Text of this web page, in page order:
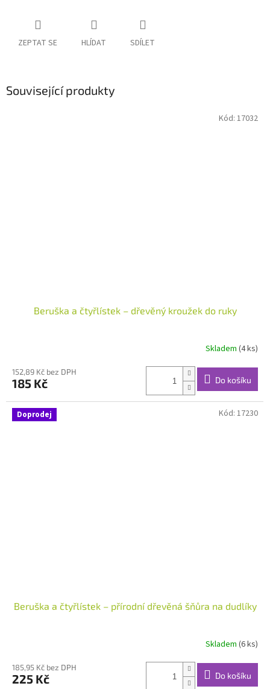
ZEPTAT SE HLÍDAT SDÍLET
Související produkty
Beruška a čtyřlístek – dřevěný kroužek do ruky
Skladem (4 ks)
152,89 Kč bez DPH
185 Kč Do košíku
Kód: 17032
Doprodej
Beruška a čtyřlístek – přírodní dřevěná šňůra na dudlíky
Skladem (6 ks)
185,95 Kč bez DPH
225 Kč Do košíku
Kód: 17230